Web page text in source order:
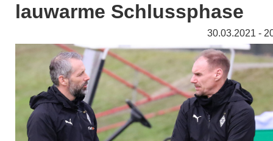
lauwarme Schlussphase
30.03.2021 -